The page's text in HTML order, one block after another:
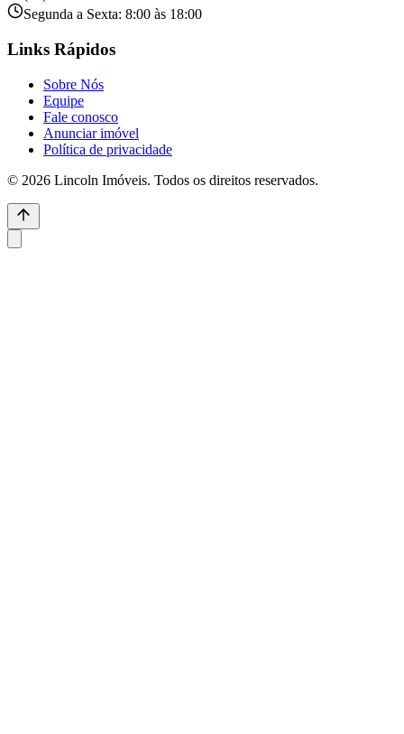
Segunda a Sexta: 8:00 às 18:00
Links Rápidos
Sobre Nós
Equipe
Fale conosco
Anunciar imóvel
Política de privacidade
© 2026 Lincoln Imóveis. Todos os direitos reservados.